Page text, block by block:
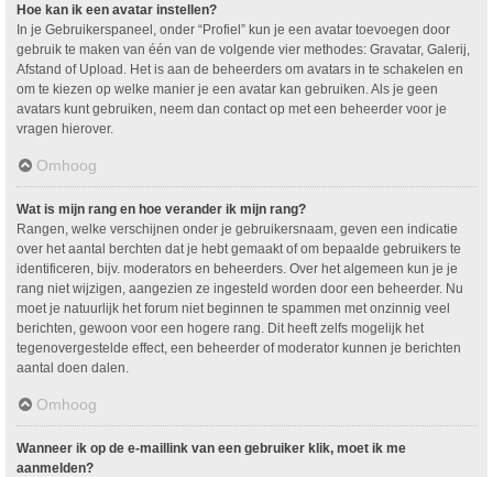
Hoe kan ik een avatar instellen?
In je Gebruikerspaneel, onder “Profiel” kun je een avatar toevoegen door
gebruik te maken van één van de volgende vier methodes: Gravatar, Galerij,
Afstand of Upload. Het is aan de beheerders om avatars in te schakelen en
om te kiezen op welke manier je een avatar kan gebruiken. Als je geen
avatars kunt gebruiken, neem dan contact op met een beheerder voor je
vragen hierover.
Omhoog
Wat is mijn rang en hoe verander ik mijn rang?
Rangen, welke verschijnen onder je gebruikersnaam, geven een indicatie
over het aantal berchten dat je hebt gemaakt of om bepaalde gebruikers te
identificeren, bijv. moderators en beheerders. Over het algemeen kun je je
rang niet wijzigen, aangezien ze ingesteld worden door een beheerder. Nu
moet je natuurlijk het forum niet beginnen te spammen met onzinnig veel
berichten, gewoon voor een hogere rang. Dit heeft zelfs mogelijk het
tegenovergestelde effect, een beheerder of moderator kunnen je berichten
aantal doen dalen.
Omhoog
Wanneer ik op de e-maillink van een gebruiker klik, moet ik me
aanmelden?